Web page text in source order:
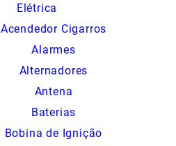
Elétrica
Acendedor Cigarros
Alarmes
Alternadores
Antena
Baterias
Bobina de Ignição